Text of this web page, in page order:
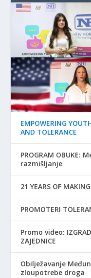
EMPOWERING
AND TOLERANCE
PROGRAM OBUKE:
razmišljanje
21 YEARS OF
PROMOTERI
Promo video:
ZAJEDNICE
Obilježavanje
zloupotrebe droga